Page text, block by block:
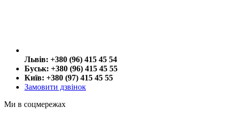
Львів: +380 (96) 415 45 54
Буськ: +380 (96) 415 45 55
Київ: +380 (97) 415 45 55
Замовити дзвінок
Ми в соцмережах